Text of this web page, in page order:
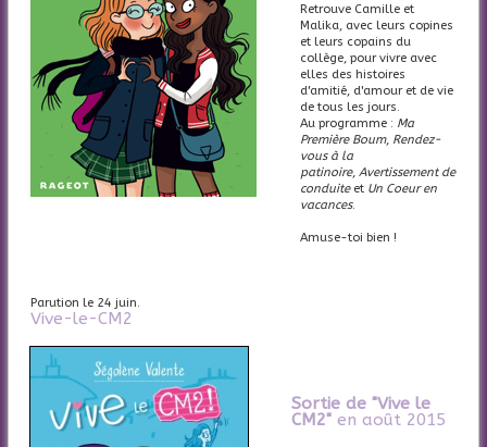
Retrouve Camille et
Malika, avec leurs copines
et leurs copains du
collège, pour vivre avec
elles des histoires
d'amitié, d'amour et de vie
de tous les jours.
Au programme : Ma
Première Boum, Rendez-
vous à la
patinoire, Avertissement de
conduiteet Un Coeur en
vacances.
Amuse-toi bien !
Parution le 24 juin.
Vive-le-CM2
Sortie de "Vive le
CM2" en août 2015